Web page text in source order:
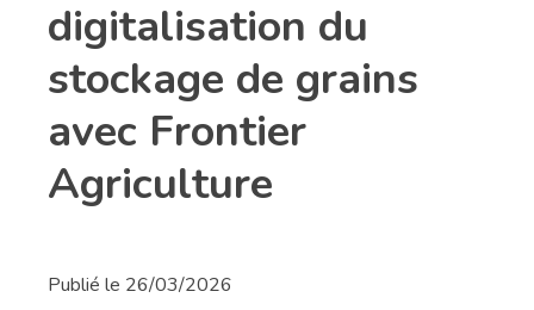
digitalisation du
stockage de grains
avec Frontier
Agriculture
Publié le 26/03/2026